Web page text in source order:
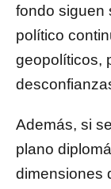
fondo siguen
político
geopolíticos,
Además, si
plano
dimensiones